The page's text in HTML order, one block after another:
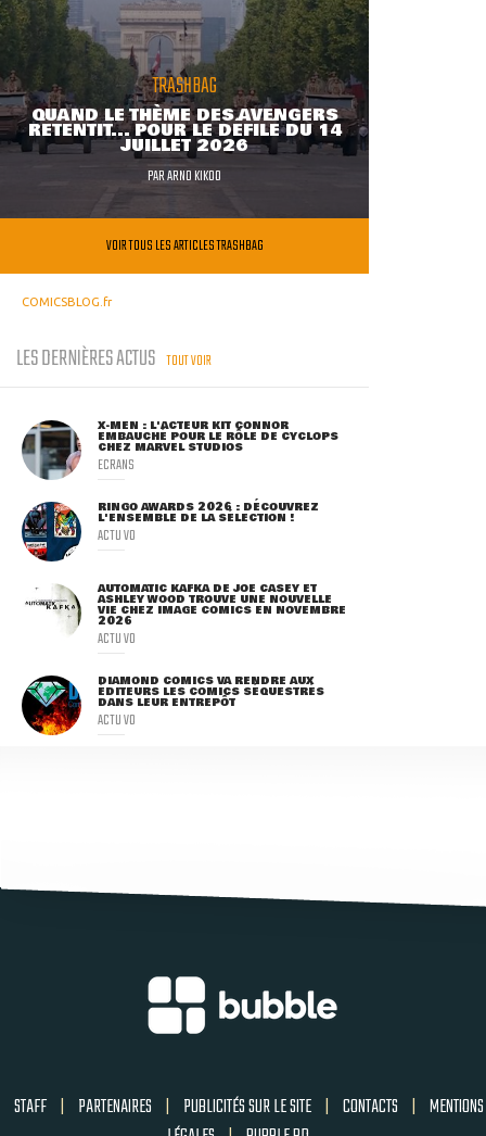
TRASHBAG
QUAND LE THÈME DES AVENGERS
RETENTIT... POUR LE DÉFILÉ DU 14
JUILLET 2026
PARARNO KIKOO
VOIR TOUS LES ARTICLES TRASHBAG
COMICSBLOG.fr
LES DERNIÈRES ACTUS TOUT VOIR
X-MEN : L'ACTEUR KIT CONNOR
EMBAUCHÉ POUR LE RÔLE DE CYCLOPS
CHEZ MARVEL STUDIOS
ECRANS
RINGO AWARDS 2026 : DÉCOUVREZ
L'ENSEMBLE DE LA SÉLECTION !
ACTU VO
AUTOMATIC KAFKA DE JOE CASEY ET
ASHLEY WOOD TROUVE UNE NOUVELLE
VIE CHEZ IMAGE COMICS EN NOVEMBRE
2026
ACTU VO
DIAMOND COMICS VA RENDRE AUX
ÉDITEURS LES COMICS SÉQUESTRÉS
DANS LEUR ENTREPÔT
ACTU VO
STAFF | PARTENAIRES | PUBLICITÉS SUR LE SITE | CONTACTS | MENTIONS